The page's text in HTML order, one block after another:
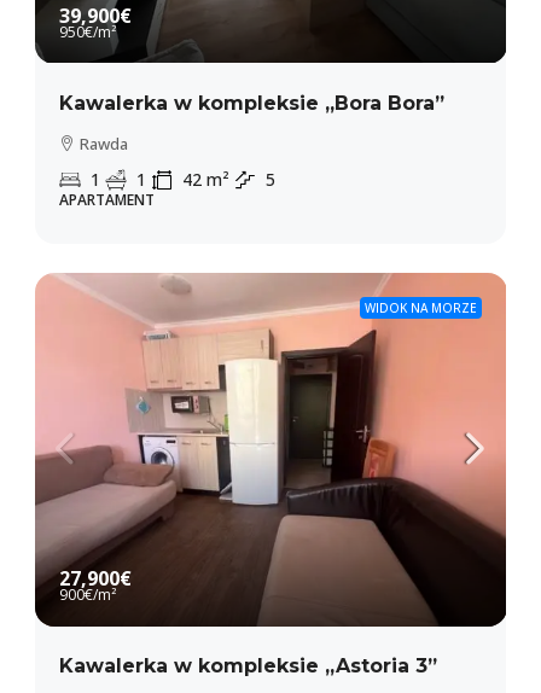
39,900€
950€/m²
Kawalerka w kompleksie „Bora Bora”
Rawda
1 1 42 m² 5
APARTAMENT
WIDOK NA MORZE
27,900€
900€/m²
Kawalerka w kompleksie „Astoria 3”